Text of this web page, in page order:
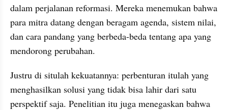
dalam perjalanan reformasi. Mereka menemukan bahwa
para mitra datang dengan beragam agenda, sistem nilai,
dan cara pandang yang berbeda-beda tentang apa yang
mendorong perubahan.
Justru di situlah kekuatannya: perbenturan itulah yang
menghasilkan solusi yang tidak bisa lahir dari satu
perspektif saja. Penelitian itu juga menegaskan bahwa